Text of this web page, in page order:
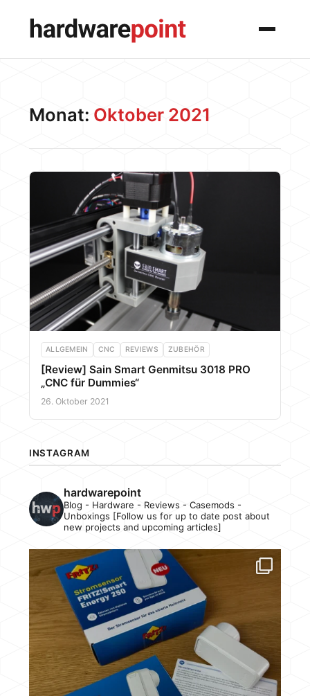
Menü
Monat: Oktober 2021
ALLGEMEIN CNC REVIEWS ZUBEHÖR
[Review] Sain Smart Genmitsu 3018 PRO
„CNC für Dummies“
26. Oktober 2021
INSTAGRAM
hardwarepoint
Blog - Hardware - Reviews - Casemods -
Unboxings [Follow us for up to date post about
new projects and upcoming articles]